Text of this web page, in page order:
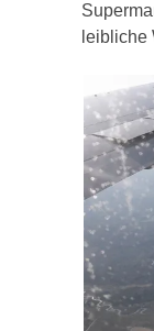
leibliche